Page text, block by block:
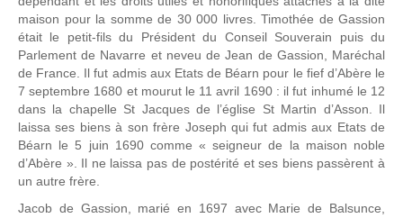
maison pour la somme de 30 000 livres. Timothée de Gassion
était le petit-fils du Président du Conseil Souverain puis du
Parlement de Navarre et neveu de Jean de Gassion, Maréchal
de France. Il fut admis aux Etats de Béarn pour le fief d’Abère le
7 septembre 1680 et mourut le 11 avril 1690 : il fut inhumé le 12
dans la chapelle St Jacques de l’église St Martin d’Asson. Il
laissa ses biens à son frère Joseph qui fut admis aux Etats de
Béarn le 5 juin 1690 comme « seigneur de la maison noble
d’Abère ». Il ne laissa pas de postérité et ses biens passèrent à
un autre frère.
Jacob de Gassion, marié en 1697 avec Marie de Balsunce,